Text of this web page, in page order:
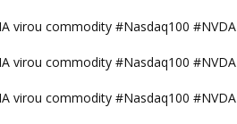
virou commodity #Nasdaq100 #NVDA
virou commodity #Nasdaq100 #NVDA
virou commodity #Nasdaq100 #NVDA